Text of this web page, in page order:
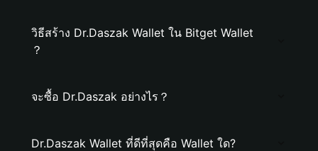
วิธีสร้าง Dr.Daszak Wallet ใน Bitget Wallet
？
จะซื้อ Dr.Daszak อย่างไร？
Dr.Daszak Wallet ที่ดีที่สุดคือ Wallet ใด?